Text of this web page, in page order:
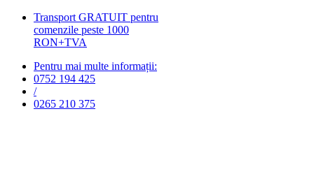
Transport GRATUIT pentru
comenzile peste 1000
RON+TVA
Pentru mai multe informații:
0752 194 425
/
0265 210 375